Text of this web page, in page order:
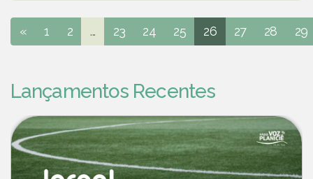
« 1 2 ... 23 24 25 26 27 28 29
Lançamentos Recentes